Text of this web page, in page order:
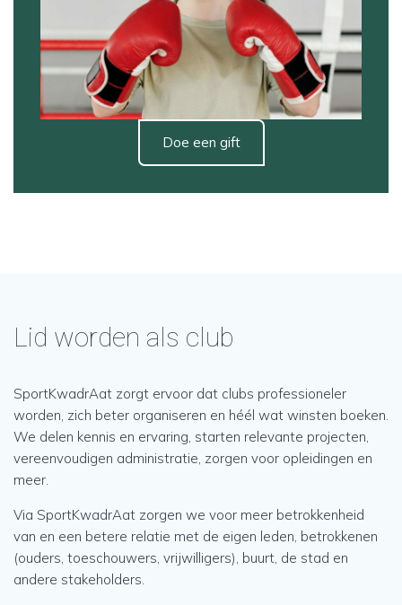
Doe een gift
Lid worden als club
SportKwadrAat zorgt ervoor dat clubs professioneler
worden, zich beter organiseren en héél wat winsten boeken.
We delen kennis en ervaring, starten relevante projecten,
vereenvoudigen administratie, zorgen voor opleidingen en
meer.
Via SportKwadrAat zorgen we voor meer betrokkenheid
van en een betere relatie met de eigen leden, betrokkenen
(ouders, toeschouwers, vrijwilligers), buurt, de stad en
andere stakeholders.